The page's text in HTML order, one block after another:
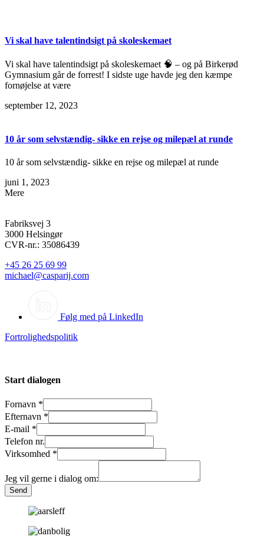
Vi skal have talentindsigt på skoleskemaet
Vi skal have talentindsigt på skoleskemaet 🧠 – og på Birkerød
Gymnasium går de forrest! I sidste uge havde jeg den kæmpe
fornøjelse at være
september 12, 2023
10 år som selvstændig- sikke en rejse og milepæl at runde
10 år som selvstændig- sikke en rejse og milepæl at runde
juni 1, 2023
Mere
Fabriksvej 3
3000 Helsingør
CVR-nr.: 35086439
+45 26 25 69 99
michael@casparij.com
Følg med på LinkedIn
Fortrolighedspolitik
Start dialogen
Fornavn *
Efternavn *
E-mail *
Telefon nr.
Virksomhed *
Jeg vil gerne i dialog om:
Send